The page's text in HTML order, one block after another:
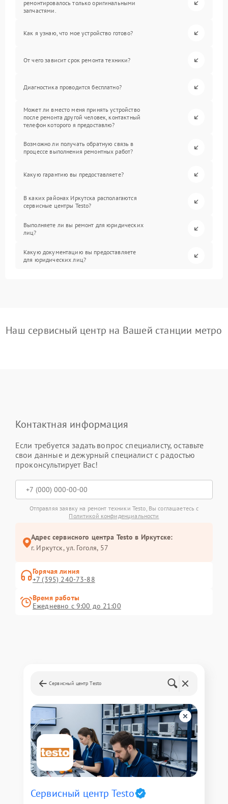
ремонтировалось только оригинальными
запчастями.
Как я узнаю, что мое устройство готово?
От чего зависит срок ремонта техники?
Диагностика проводится бесплатно?
Может ли вместо меня принять устройство
после ремонта другой человек, контактный
телефон которого я предоставлю?
Возможно ли получать обратную связь в
процессе выполнения ремонтных работ?
Какую гарантию вы предоставляете?
В каких районах Иркутска располагаются
сервисные центры Testo?
Выполняете ли вы ремонт для юридических
лиц?
Какую документацию вы предоставляете
для юридических лиц?
Наш сервисный центр на Вашей станции метро
Контактная информация
Если требуется задать вопрос специалисту, оставьте
свои данные и дежурный специалист с радостью
проконсультирует Вас!
Отправляя заявку на ремонт техники Testo, Вы соглашаетесь с
Политикой конфиденциальности
Адрес сервисного центра Testo в Иркутске:
г. Иркутск, ул. ​Гоголя, 57
Горячая линия
+7 (395) 240-73-88
Время работы
Ежедневно с 9:00 до 21:00
Сервисный центр Testo
Сервисный центр Testo